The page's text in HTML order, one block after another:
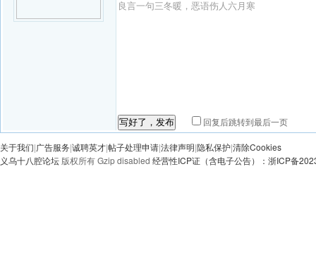
写好了，发布 回复后跳转到最后一页
关于我们|广告服务|诚聘英才|帖子处理申请|法律声明|隐私保护|清除Cookies
义乌十八腔论坛 版权所有 Gzip disabled 经营性ICP证（含电子公告）：浙ICP备